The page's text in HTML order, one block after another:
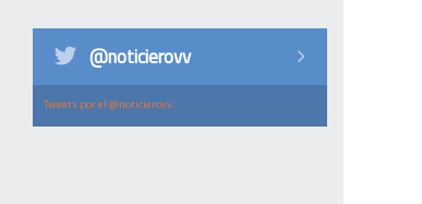
@noticierovv
Tweets por el @noticierovv.